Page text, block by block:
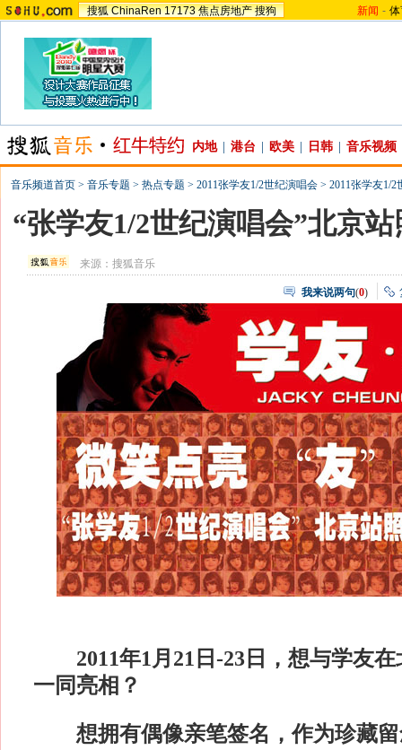
搜狐 ChinaRen 17173 焦点房地产 搜狗 新闻 -
内地 港台 欧美 日韩 音乐视频
音乐频道首页 > 音乐专题 > 热点专题 > 2011张学友1/2世纪演唱会 > 2011张学友1/
“张学友1/2世纪演唱会”北京
来源：搜狐音乐
我来说两句(0)
2011年1月21日-23日，想与学友在
一同亮相？
想拥有偶像亲笔签名，作为珍藏留